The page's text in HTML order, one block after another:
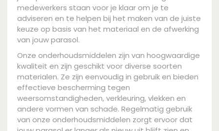
medewerkers staan voor je klaar om je te
adviseren en te helpen bij het maken van de juiste
keuze op basis van het materiaal en de afwerking
van jouw parasol.
Onze onderhoudsmiddelen zijn van hoogwaardige
kwaliteit en zijn geschikt voor diverse soorten
materialen. Ze zijn eenvoudig in gebruik en bieden
effectieve bescherming tegen
weersomstandigheden, verkleuring, vlekken en
andere vormen van schade. Regelmatig gebruik
van onze onderhoudsmiddelen zorgt ervoor dat